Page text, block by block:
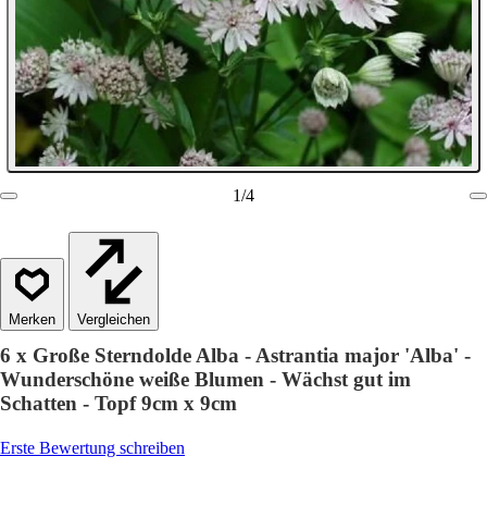
1/4
Vergleichen
6 x Große Sterndolde Alba - Astrantia major 'Alba' -
Wunderschöne weiße Blumen - Wächst gut im
Schatten - Topf 9cm x 9cm
Erste Bewertung schreiben